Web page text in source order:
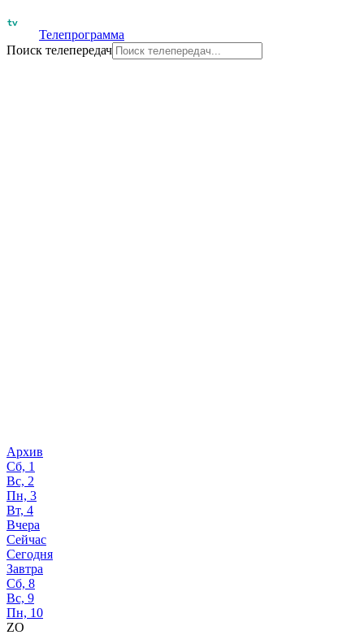
Телепрограмма
Поиск телепередач
Архив
Сб, 1
Вс, 2
Пн, 3
Вт, 4
Вчера
Сейчас
Сегодня
Завтра
Сб, 8
Вс, 9
Пн, 10
ZO